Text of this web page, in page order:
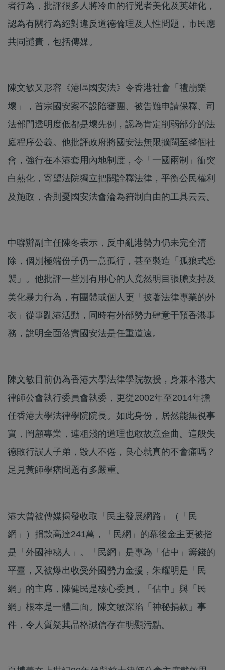
者行為，批評很多人將冷血的行兇者美化及英雄化，
認為有關行為絕對違反道德倫理及人性問題，市民應
共同譴責，包括傳媒。
陳文敏又形容《港區國安法》令香港社會「禮崩樂
壞」，首宗國安案不設陪審團、被告難申請保釋、司
法部門透明度低都是壞先例，認為肯定削弱部分的法
庭程序公義。他批評政府將國安法無限擴闊至整個社
會，強行在本港套用內地制度，令「一國兩制」衝突
白熱化，寄望法院獨立把關詮釋法律，平衡公民權利
及施政，否則憂國安法會淪為箝制自由的工具云云。
中聯辦副主任陳冬表示，反中亂港勢力仍未完全清
除，個別極端份子仍一意孤行，甚至製造「孤狼式恐
襲」。他批評一些別有用心的人竟然明目張膽支持及
美化暴力行為，有團體或個人更「披著法律專業的外
衣」從事亂港活動，同時有外部勢力肆意干預香港事
務，說明全面落實國安法是任重道遠。
陳文敏目前仍為香港大學法律學院教授，身兼本港大
律師公會執行委員會執委，更從2002年至2014年擔
任香港大學法律學院院長。如此身份，居然能無視事
實，罔顧專業，連粗淺的道理也敢故意歪曲。這般失
德敗行誤人子弟，毀人不倦，良心就真的不會痛嗎？
足見黃師學痞問題有多嚴重。
港大曾被傳媒揭發收取「民主發展網路」（「民
網」）捐款高達241萬，「民網」的幕後金主更被指
是「外國神秘人」。「民網」是專為「佔中」籌錢的
平臺，又被爆出收受外國勢力金援，朱耀明是「民
網」的主席，陳健民是核心委員，「佔中」與「民
網」根本是一體二面。陳文敏深陷「神秘捐款」事
件，令人質疑其品格誠信存在明顯污點。